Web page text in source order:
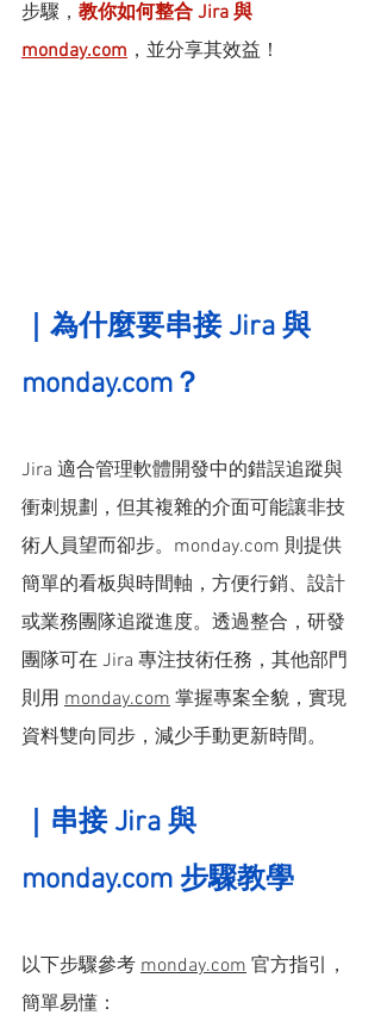
步驟， 教你如何整合 Jira 與
monday.com ，並分享其效益！
為什麼要串接 Jira 與
monday.com ？
Jira 適合管理軟體開發中的錯誤追蹤與
衝刺規劃，但其複雜的介面可能讓非技
術人員望而卻步。monday.com 則提供
簡單的看板與時間軸，方便行銷、設計
或業務團隊追蹤進度。透過整合，研發
團隊可在 Jira 專注技術任務，其他部門
則用 monday.com 掌握專案全貌，實現
資料雙向同步，減少手動更新時間。
串接 Jira 與
monday.com 步驟教學
以下步驟參考 monday.com 官方指引，
簡單易懂：